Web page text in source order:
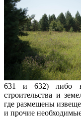
631 и 632) либо на
строительства и
где размещены
и прочие